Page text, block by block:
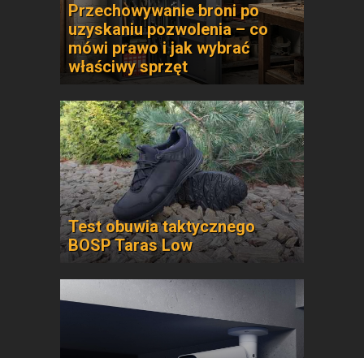
Przechowywanie broni po
uzyskaniu pozwolenia – co
mówi prawo i jak wybrać
właściwy sprzęt
Test obuwia taktycznego
BOSP Taras Low